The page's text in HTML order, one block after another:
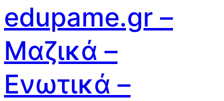
edupame.gr –
Μαζικά –
Ενωτικά –